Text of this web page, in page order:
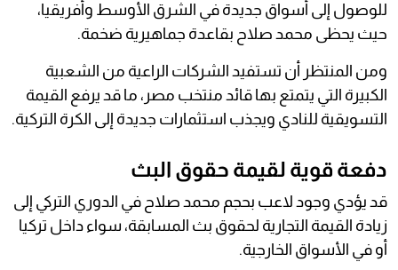
للوصول إلى أسواق جديدة في الشرق الأوسط وأفريقيا،
حيث يحظى محمد صلاح بقاعدة جماهيرية ضخمة.
ومن المنتظر أن تستفيد الشركات الراعية من الشعبية
الكبيرة التي يتمتع بها قائد منتخب مصر، ما قد يرفع القيمة
التسويقية للنادي ويجذب استثمارات جديدة إلى الكرة التركية.
دفعة قوية لقيمة حقوق البث
قد يؤدي وجود لاعب بحجم محمد صلاح في الدوري التركي إلى
زيادة القيمة التجارية لحقوق بث المسابقة، سواء داخل تركيا
أو في الأسواق الخارجية.